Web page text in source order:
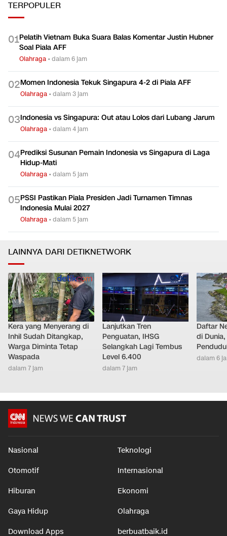
TERPOPULER
01Pelatih Vietnam Buka Suara Balas Komentar Justin Hubner
Soal Piala AFF
Olahraga •dalam 6 jam
02Momen Indonesia Tekuk Singapura 4-2 di Piala AFF
Olahraga •dalam 3 jam
03Indonesia vs Singapura: Out atau Lolos dari Lubang Jarum
Olahraga •dalam 4 jam
04Prediksi Susunan Pemain Indonesia vs Singapura di Laga
Hidup-Mati
Olahraga •dalam 5 jam
05PSSI Pastikan Piala Presiden Jadi Turnamen Timnas
Indonesia Mulai 2027
Olahraga •dalam 5 jam
LAINNYA DARI DETIKNETWORK
Kera yang Menyerang di
Inhil Sudah Ditangkap,
Warga Diminta Tetap
Waspada
dalam 7 jam
Lanjutkan Tren
Penguatan, IHSG
Selangkah Lagi Tembus
Level 6.400
dalam 7 jam
Daftar
di
dalam 6
Nasional Teknologi
Otomotif Internasional
Hiburan Ekonomi
Gaya Hidup Olahraga
Download Apps berbuatbaik.id